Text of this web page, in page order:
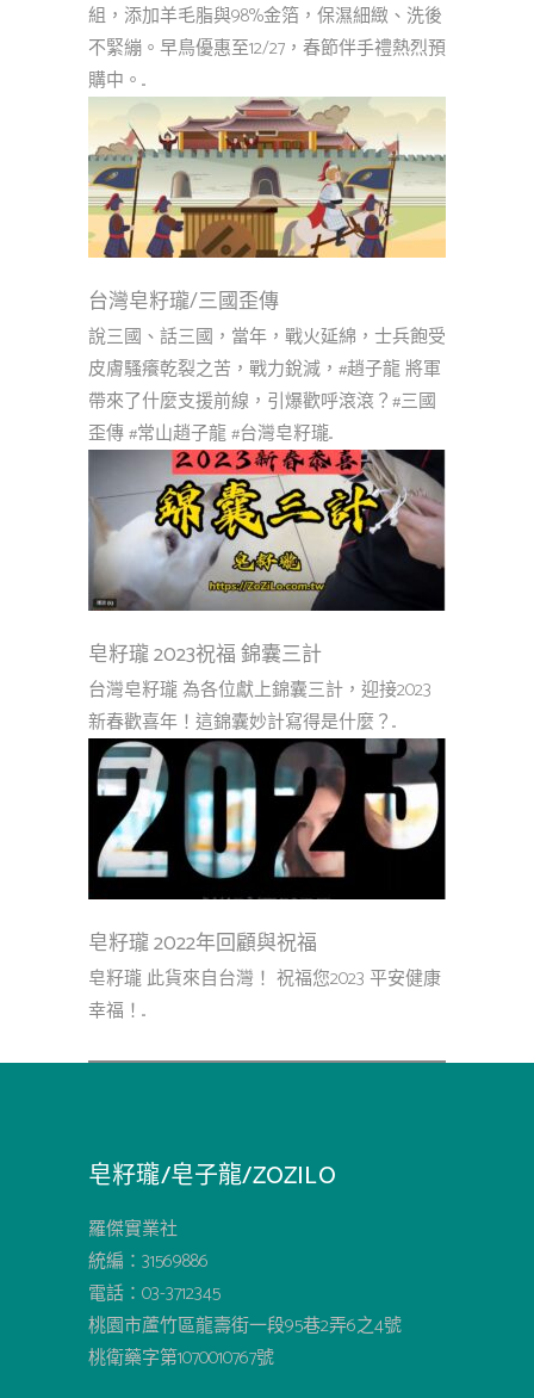
組，添加羊毛脂與98%金箔，保濕細緻、洗後
不緊繃。早鳥優惠至12/27，春節伴手禮熱烈預
購中。...
台灣皂籽瓏/三國歪傳
說三國、話三國，當年，戰火延綿，士兵飽受
皮膚騷癢乾裂之苦，戰力銳減，#趙子龍 將軍
帶來了什麼支援前線，引爆歡呼滾滾？#三國
歪傳 #常山趙子龍 #台灣皂籽瓏...
皂籽瓏 2023祝福 錦囊三計
台灣皂籽瓏 為各位獻上錦囊三計，迎接2023
新春歡喜年！這錦囊妙計寫得是什麼？...
皂籽瓏 2022年回顧與祝福
皂籽瓏 此貨來自台灣！ 祝福您2023 平安健康
幸福！...
皂籽瓏/皂子龍/ZOZILO
羅傑實業社
統編：31569886
電話：03-3712345
桃園市蘆竹區龍壽街一段95巷2弄6之4號
桃衛藥字第1070010767號